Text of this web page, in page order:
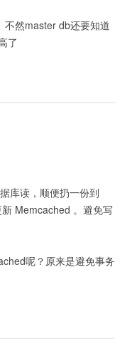
不然master db还要知道
了
库读，顺便扔一份到
Memcached 。避免写
呢？原来是避免事务